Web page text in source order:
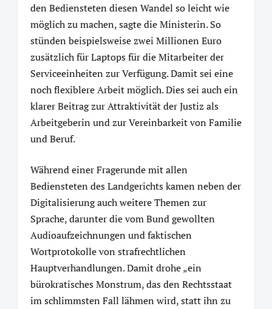
den Bediensteten diesen Wandel so leicht wie
möglich zu machen, sagte die Ministerin. So
stünden beispielsweise zwei Millionen Euro
zusätzlich für Laptops für die Mitarbeiter der
Serviceeinheiten zur Verfügung. Damit sei eine
noch flexiblere Arbeit möglich. Dies sei auch ein
klarer Beitrag zur Attraktivität der Justiz als
Arbeitgeberin und zur Vereinbarkeit von Familie
und Beruf.
Während einer Fragerunde mit allen
Bediensteten des Landgerichts kamen neben der
Digitalisierung auch weitere Themen zur
Sprache, darunter die vom Bund gewollten
Audioaufzeichnungen und faktischen
Wortprotokolle von strafrechtlichen
Hauptverhandlungen. Damit drohe „ein
bürokratisches Monstrum, das den Rechtsstaat
im schlimmsten Fall lähmen wird, statt ihn zu